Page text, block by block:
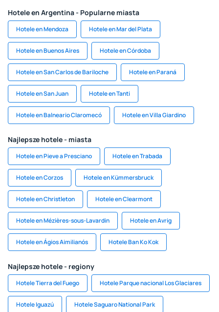
Hotele en Argentina - Popularne miasta
Hotele en Mendoza Hotele en Mar del Plata
Hotele en Buenos Aires Hotele en Córdoba
Hotele en San Carlos de Bariloche Hotele en Paraná
Hotele en San Juan Hotele en Tanti
Hotele en Balneario Claromecó Hotele en Villa Giardino
Najlepsze hotele - miasta
Hotele en Pieve a Presciano Hotele en Trabada
Hotele en Corzos Hotele en Kümmersbruck
Hotele en Christleton Hotele en Clearmont
Hotele en Mézières-sous-Lavardin Hotele en Avrig
Hotele en Ágios Aimilianós Hotele Ban Ko Kok
Najlepsze hotele - regiony
Hotele Tierra del Fuego Hotele Parque nacional Los Glaciares
Hotele Iguazú Hotele Saguaro National Park